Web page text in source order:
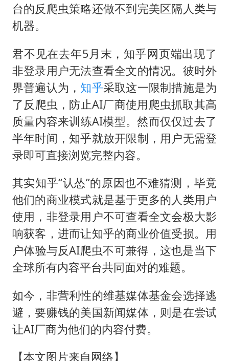
台的反爬虫策略还做不到完美区隔人类与
机器。
君不见在去年5月末，知乎网页端出现了
非登录用户无法查看全文的情况。彼时外
界普遍认为， 知乎采取这一限制措施是为
了反爬虫，防止AI厂商使用爬虫抓取其高
质量内容来训练AI模型。然而仅仅过去了
半年时间，知乎就放开限制，用户无需登
录即可直接浏览完整内容。
其实知乎“认怂”的原因也不难猜测，毕竟
他们的商业模式就是基于更多的人类用户
使用，非登录用户不可查看全文会极大影
响获客，进而让知乎的商业价值受损。用
户体验与反AI爬虫不可兼得，这也是当下
全球所有内容平台共同面对的难题。
如今，非营利性的维基媒体基金会选择逃
避，要赚钱的美国新闻媒体，则是在尝试
让AI厂商为他们的内容付费。
【本文图片来自网络】